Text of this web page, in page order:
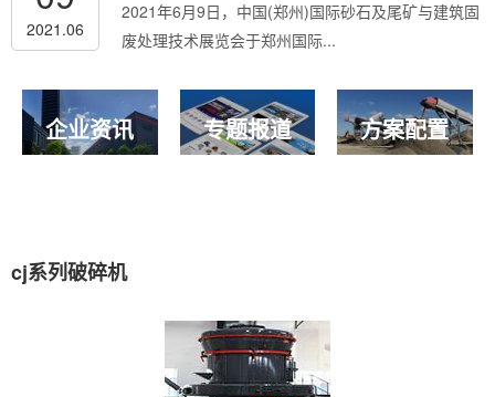
2021.06
2021年6月9日，中国(郑州)国际砂石及尾矿与建筑固
废处理技术展览会于郑州国际...
企业资讯 专题报道 方案配置
cj系列破碎机